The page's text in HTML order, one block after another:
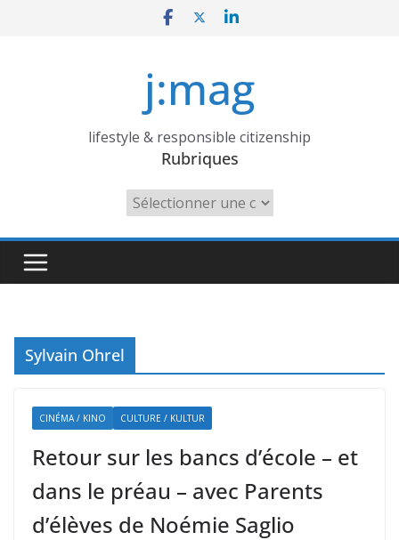
j:mag
lifestyle & responsible citizenship
Rubriques
Rubriques
Sylvain Ohrel
CINÉMA / KINO CULTURE / KULTUR
Retour sur les bancs d’école – et
dans le préau – avec Parents
d’élèves de Noémie Saglio